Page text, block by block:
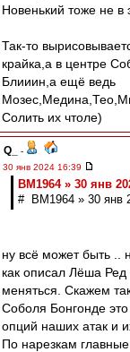
Новенький тоже не в
Так-то
крайка,а в центре
Блииин,а ещё ведь
Солить их чтоле)
Q_
-
30 янв 2024 16:39
BM1964 » 30 янв
# BM1964 » 30 янв
ну всё может быть ..
как описал Лёша Ред
меняться. Скажем
Соболя Бонгонде
опций наших атак и
По нарезкам